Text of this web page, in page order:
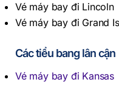
Vé máy bay đi Lincoln
Vé máy bay đi Grand
Các tiểu bang lân cận
Vé máy bay đi Kansas